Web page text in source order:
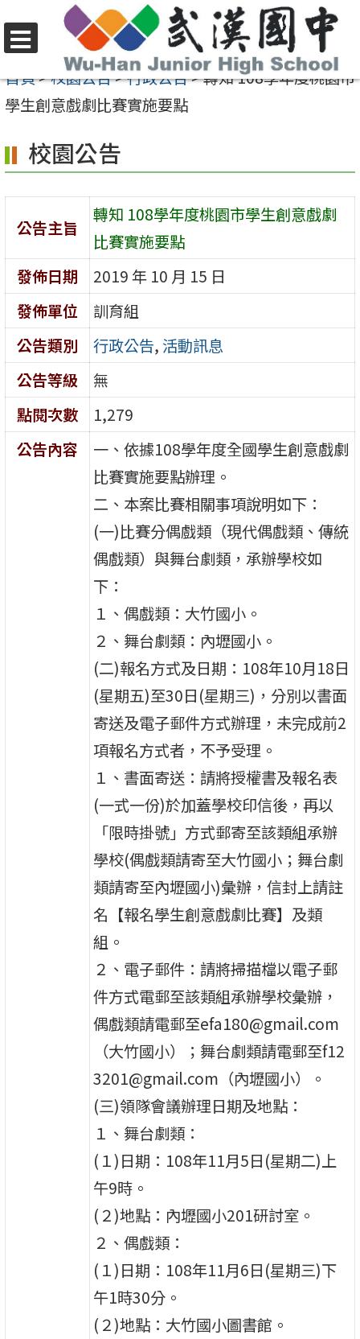
至
要
容
區
選
單
首頁>校園公告>行政公告>轉知 108學年度桃園市
學生創意戲劇比賽實施要點
校園公告
公告主旨
轉知 108學年度桃園市學生創意戲劇
比賽實施要點
發佈日期
2019 年 10 月 15 日
發佈單位
訓育組
公告類別
行政公告, 活動訊息
公告等級
無
點閱次數
1,279
公告內容
一、依據108學年度全國學生創意戲劇
比賽實施要點辦理。
二、本案比賽相關事項說明如下：
(一)比賽分偶戲類（現代偶戲類、傳統
偶戲類）與舞台劇類，承辦學校如
下：
１、偶戲類：大竹國小。
２、舞台劇類：內壢國小。
(二)報名方式及日期：108年10月18日
(星期五)至30日(星期三)，分別以書面
寄送及電子郵件方式辦理，未完成前2
項報名方式者，不予受理。
１、書面寄送：請將授權書及報名表
(一式一份)於加蓋學校印信後，再以
「限時掛號」方式郵寄至該類組承辦
學校(偶戲類請寄至大竹國小；舞台劇
類請寄至內壢國小)彙辦，信封上請註
名【報名學生創意戲劇比賽】及類
組。
２、電子郵件：請將掃描檔以電子郵
件方式電郵至該類組承辦學校彙辦，
偶戲類請電郵至efa180@gmail.com
（大竹國小）；舞台劇類請電郵至f12
3201@gmail.com（內壢國小）。
(三)領隊會議辦理日期及地點：
１、舞台劇類：
(１)日期：108年11月5日(星期二)上
午9時。
(２)地點：內壢國小201研討室。
２、偶戲類：
(１)日期：108年11月6日(星期三)下
午1時30分。
(２)地點：大竹國小圖書館。